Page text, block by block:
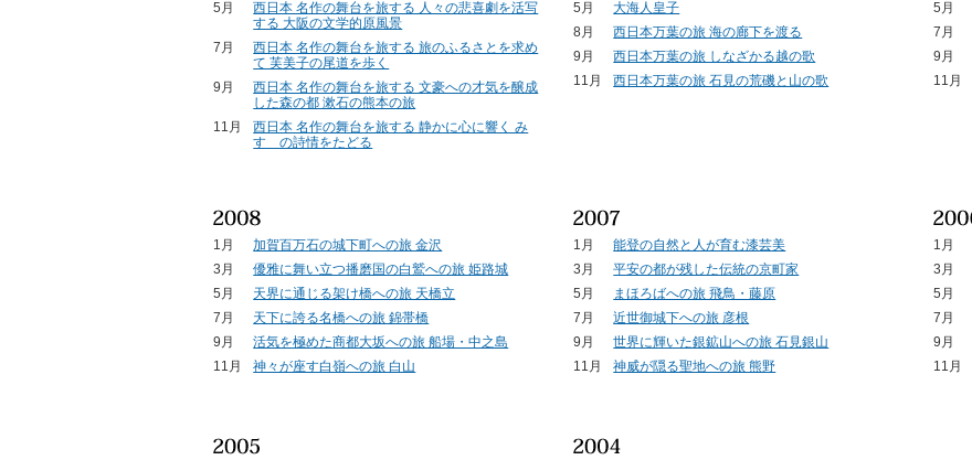
5月
西日本 名作の舞台を旅する 人々の悲喜劇を活写
する 大阪の文学的原風景
7月
西日本 名作の舞台を旅する 旅のふるさとを求め
て 芙美子の尾道を歩く
9月
西日本 名作の舞台を旅する 文豪への才気を醸成
した森の都 漱石の熊本の旅
11月
西日本 名作の舞台を旅する 静かに心に響く み
すゞの詩情をたどる
5月
大海人皇子
8月
西日本万葉の旅 海の廊下を渡る
9月
西日本万葉の旅 しなざかる越の歌
11月
西日本万葉の旅 石見の荒磯と山の歌
5月
7月
9月
11月
1月
加賀百万石の城下町への旅 金沢
3月
優雅に舞い立つ播磨国の白鷲への旅 姫路城
5月
天界に通じる架け橋への旅 天橋立
7月
天下に誇る名橋への旅 錦帯橋
9月
活気を極めた商都大坂への旅 船場・中之島
11月
神々が座す白嶺への旅 白山
1月
能登の自然と人が育む漆芸美
3月
平安の都が残した伝統の京町家
5月
まほろばへの旅 飛鳥・藤原
7月
近世御城下への旅 彦根
9月
世界に輝いた銀鉱山への旅 石見銀山
11月
神威が隠る聖地への旅 熊野
1月
3月
5月
7月
9月
11月